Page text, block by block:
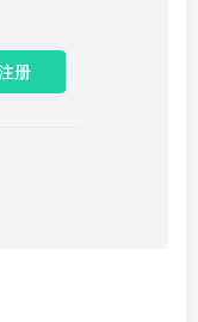
册